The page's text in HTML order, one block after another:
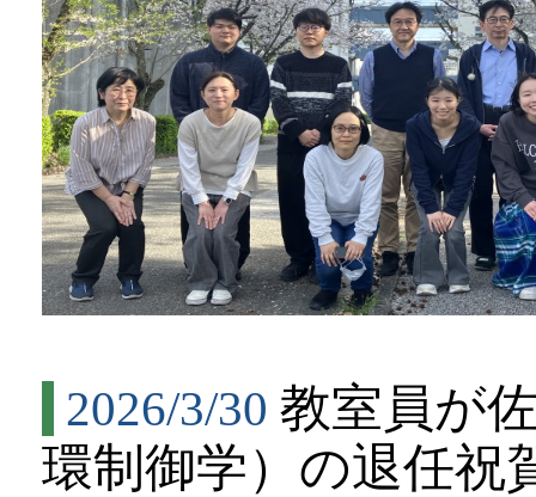
2026/3/30 教室員が
環制御学）の退任祝